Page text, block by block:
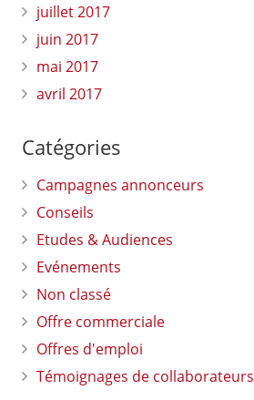
juillet 2017
juin 2017
mai 2017
avril 2017
Catégories
Campagnes annonceurs
Conseils
Etudes & Audiences
Evénements
Non classé
Offre commerciale
Offres d'emploi
Témoignages de collaborateurs